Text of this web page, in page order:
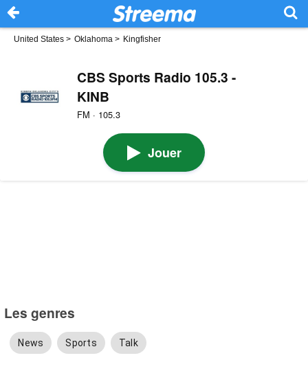
United States > Oklahoma > Kingfisher
CBS Sports Radio 105.3 -
KINB
FM · 105.3
Jouer
Les genres
News Sports Talk